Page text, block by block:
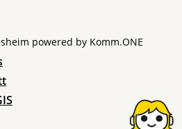
powered by Komm.ONE